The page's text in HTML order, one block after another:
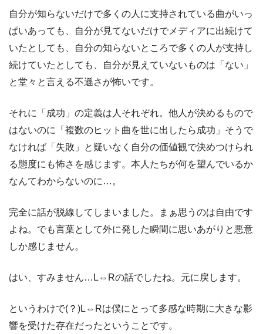
自分が知らないだけで多くの人に支持されている曲がいっ
ぱいあっても、自分が見てないだけでメディアに出続けて
いたとしても、自分の知らないところで多くの人が支持し
続けていたとしても、自分が見えていないものは「ない」
と堂々と言える不遜さが怖いです。
それに「成功」の定義は人それぞれ。他人が決めるもので
はないのに「複数のヒット曲を世に出したら成功」そうで
なければ「失敗」と疑いなく自分の価値観で決めつけられ
る態度にも怖さを感じます。本人たちが何を望んでいるか
なんてわからないのに…。
完全に話が脱線してしまいました。まぁ思うのは自由です
よね。でも言葉として外に発した瞬間に思いあがりと悪意
しか感じません。
はい、すみません…L⇔Rの話でしたね。元に戻します。
というわけで(？)L⇔Rは僕にとって多感な時期に大きな影
響を受けた存在だったということです。